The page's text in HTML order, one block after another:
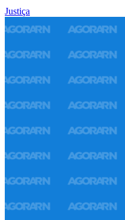
Justiça